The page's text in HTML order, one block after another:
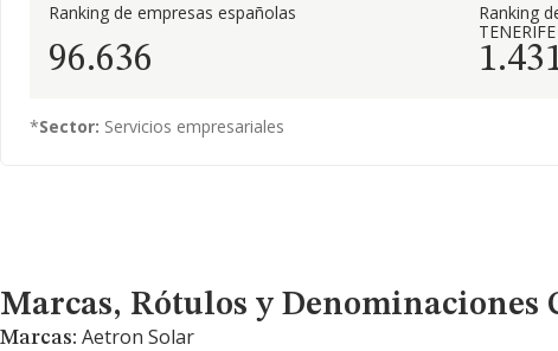
Ranking de empresas españolas
96.636
Ranking
TENERIFE
*Sector: Servicios empresariales
Marcas, Rótulos y Denominaciones Comerciales
Marcas, Rótulos y Denominaciones
Marcas: Aetron Solar